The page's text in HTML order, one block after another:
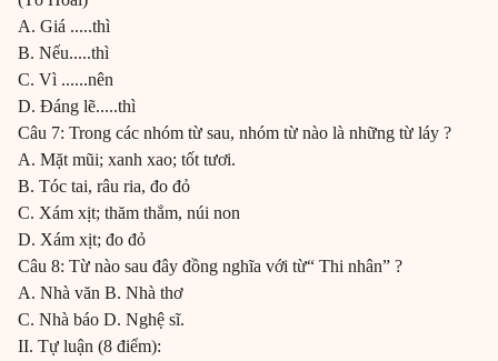
A. Giá .....thì
B. Nếu.....thì
C. Vì ......nên
D. Đáng lẽ.....thì
Câu 7: Trong các nhóm từ sau, nhóm từ nào là những từ láy ?
A. Mặt mũi; xanh xao; tốt tươi.
B. Tóc tai, râu ria, đo đỏ
C. Xám xịt; thăm thẳm, núi non
D. Xám xịt; đo đỏ
Câu 8: Từ nào sau đây đồng nghĩa với từ“ Thi nhân” ?
A. Nhà văn B. Nhà thơ
C. Nhà báo D. Nghệ sĩ.
II. Tự luận (8 điểm):